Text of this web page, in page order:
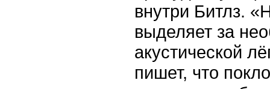
внутри Битлз.
выделяет за
акустической
пишет, что